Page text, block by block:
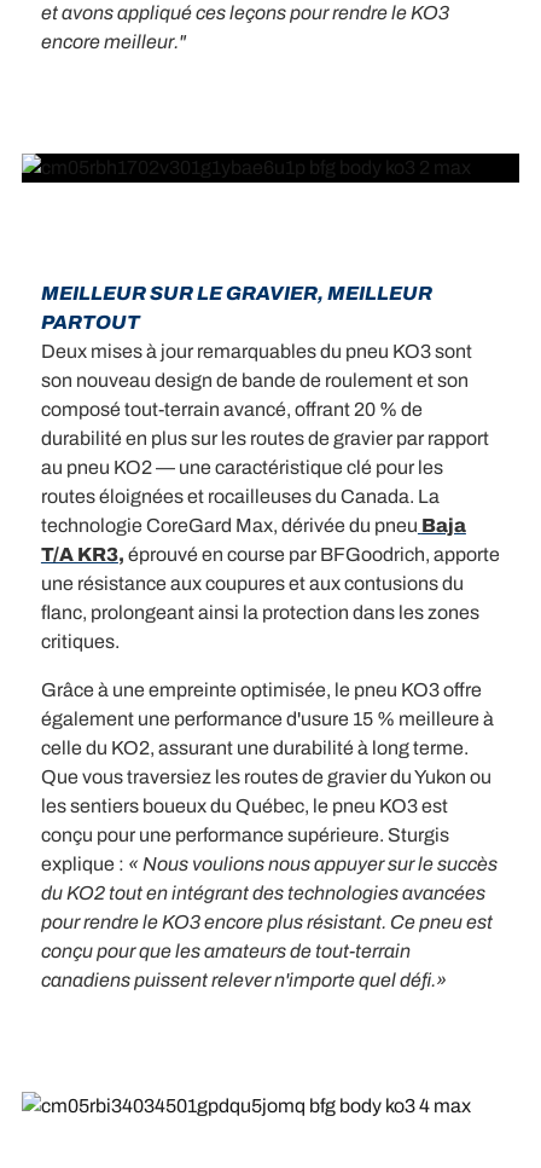
et avons appliqué ces leçons pour rendre le KO3
encore meilleur."
MEILLEUR SUR LE GRAVIER, MEILLEUR
PARTOUT
Deux mises à jour remarquables du pneu KO3 sont
son nouveau design de bande de roulement et son
composé tout-terrain avancé, offrant 20 % de
durabilité en plus sur les routes de gravier par rapport
au pneu KO2 — une caractéristique clé pour les
routes éloignées et rocailleuses du Canada. La
technologie CoreGard Max, dérivée du pneu Baja
T/A KR3, éprouvé en course par BFGoodrich, apporte
une résistance aux coupures et aux contusions du
flanc, prolongeant ainsi la protection dans les zones
critiques.
Grâce à une empreinte optimisée, le pneu KO3 offre
également une performance d'usure 15 % meilleure à
celle du KO2, assurant une durabilité à long terme.
Que vous traversiez les routes de gravier du Yukon ou
les sentiers boueux du Québec, le pneu KO3 est
conçu pour une performance supérieure. Sturgis
explique : « Nous voulions nous appuyer sur le succès
du KO2 tout en intégrant des technologies avancées
pour rendre le KO3 encore plus résistant. Ce pneu est
conçu pour que les amateurs de tout-terrain
canadiens puissent relever n'importe quel défi.»